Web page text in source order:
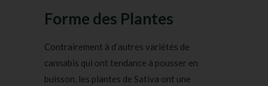
Forme des Plantes
Contrairement à d’autres variétés de
cannabis qui ont tendance à pousser en
buisson, les plantes de Sativa ont une